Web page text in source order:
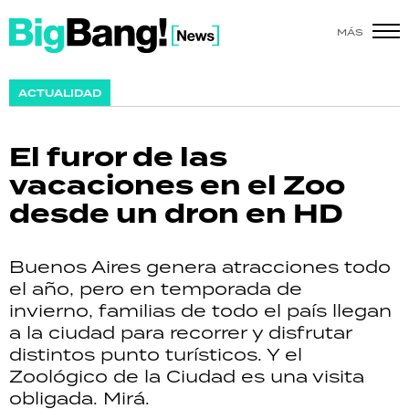
MÁS
ACTUALIDAD
El furor de las
vacaciones en el Zoo
desde un dron en HD
Buenos Aires genera atracciones todo
el año, pero en temporada de
invierno, familias de todo el país llegan
a la ciudad para recorrer y disfrutar
distintos punto turísticos. Y el
Zoológico de la Ciudad es una visita
obligada. Mirá.
SHOW
ACTUALIDAD
POLICIALES
ECONOMÍA
GRAN HERMANO
SALUD
DEPORTES